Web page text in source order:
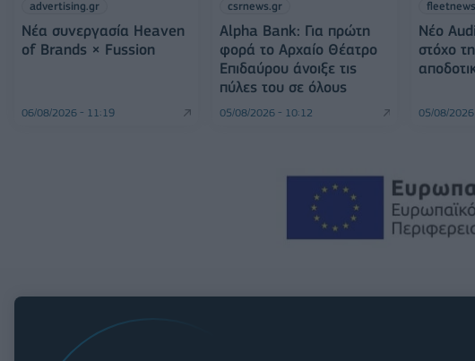
advertising.gr
Νέα συνεργασία Heaven
of Brands × Fussion
06/08/2026 - 11:19
csrnews.gr
Alpha Bank: Για πρώτη
φορά το Αρχαίο Θέατρο
Επιδαύρου άνοιξε τις
πύλες του σε όλους
05/08/2026 - 10:12
Νέο
στόχο
05/08/